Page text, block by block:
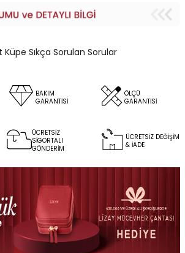
Küpe Sıkça Sorulan Sorular
BAKIM
GARANTİSİ
ÖLÇÜ
GARANTİSİ
ÜCRETSİZ
SİGORTALI
GÖNDERİM
ÜCRETSİZ DEĞİŞİM
& İADE